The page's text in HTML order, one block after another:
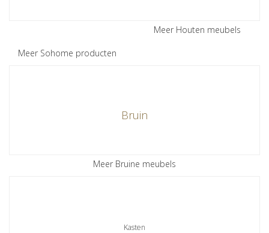
Meer Sohome producten
Meer Houten meubels
Bruin
Meer Bruine meubels
Kasten